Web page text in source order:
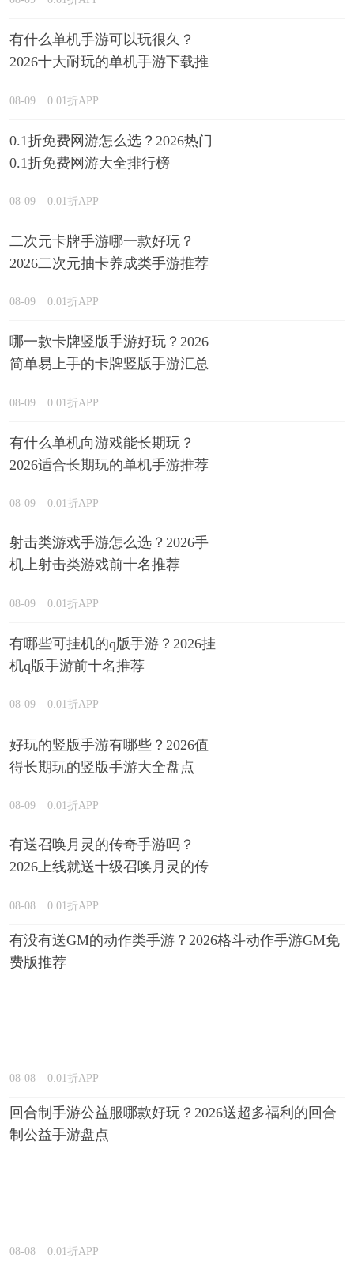
有什么单机手游可以玩很久？
2026十大耐玩的单机手游下载推
08-09 0.01折APP
0.1折免费网游怎么选？2026热门
0.1折免费网游大全排行榜
08-09 0.01折APP
二次元卡牌手游哪一款好玩？
2026二次元抽卡养成类手游推荐
08-09 0.01折APP
哪一款卡牌竖版手游好玩？2026
简单易上手的卡牌竖版手游汇总
08-09 0.01折APP
有什么单机向游戏能长期玩？
2026适合长期玩的单机手游推荐
08-09 0.01折APP
射击类游戏手游怎么选？2026手
机上射击类游戏前十名推荐
08-09 0.01折APP
有哪些可挂机的q版手游？2026挂
机q版手游前十名推荐
08-09 0.01折APP
好玩的竖版手游有哪些？2026值
得长期玩的竖版手游大全盘点
08-09 0.01折APP
有送召唤月灵的传奇手游吗？
2026上线就送十级召唤月灵的传
08-08 0.01折APP
有没有送GM的动作类手游？2026格斗动作手游GM免
费版推荐
08-08 0.01折APP
回合制手游公益服哪款好玩？2026送超多福利的回合
制公益手游盘点
08-08 0.01折APP